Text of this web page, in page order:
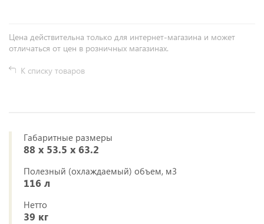
Цена действительна только для интернет-магазина и может
отличаться от цен в розничных магазинах.
К списку товаров
Габаритные размеры
88 x 53.5 x 63.2
Полезный (охлаждаемый) объем, м3
116 л
Нетто
39 кг